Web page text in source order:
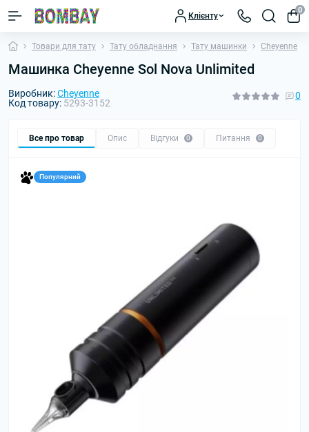
Клієнту
0
Товари для тату Тату обладнання Тату машинки Cheyenne
Машинка Cheyenne Sol Nova Unlimited
Виробник:Cheyenne
Код товару: 5293-3152
0
Все про товар Опис Відгуки 0 Питання 0
Популярний